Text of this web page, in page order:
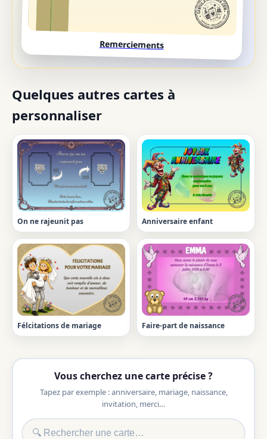
Remerciements
Quelques autres cartes à
personnaliser
On ne rajeunit pas Anniversaire enfant
Félcitations de mariage Faire-part de naissance
Vous cherchez une carte précise ?
Tapez par exemple : anniversaire, mariage, naissance,
invitation, merci…